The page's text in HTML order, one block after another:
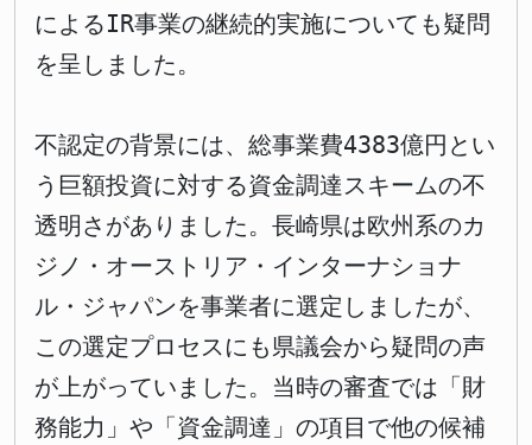
によるIR事業の継続的実施についても疑問
を呈しました。
不認定の背景には、総事業費4383億円とい
う巨額投資に対する資金調達スキームの不
透明さがありました。長崎県は欧州系のカ
ジノ・オーストリア・インターナショナ
ル・ジャパンを事業者に選定しましたが、
この選定プロセスにも県議会から疑問の声
が上がっていました。当時の審査では「財
務能力」や「資金調達」の項目で他の候補